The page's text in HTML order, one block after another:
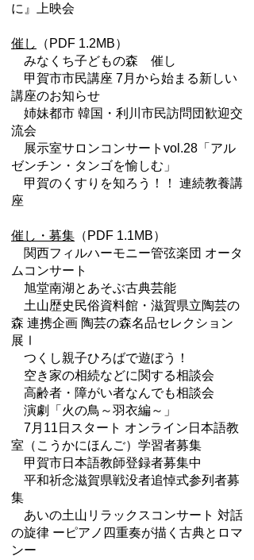
に』上映会
催し
（PDF 1.2MB）
みなくち子どもの森 催し
甲賀市市民講座 7月から始まる新しい
講座のお知らせ
姉妹都市 韓国・利川市民訪問団歓迎交
流会
展示室サロンコンサートvol.28「アル
ゼンチン・タンゴを愉しむ」
甲賀のくすりを知ろう！！ 連続教養講
座
催し・募集 （PDF 1.1MB）
関西フィルハーモニー管弦楽団 オータ
ムコンサート
旭堂南湖とあそぶ古典芸能
土山歴史民俗資料館・滋賀県立陶芸の
森 連携企画 陶芸の森名品セレクション
展Ⅰ
つくし親子ひろばで遊ぼう！
空き家の相続などに関する相談会
高齢者・障がい者なんでも相談会
演劇「火の鳥～羽衣編～」
7月11日スタート オンライン日本語教
室（こうかにほんご）学習者募集
甲賀市日本語教師登録者募集中
平和祈念滋賀県戦没者追悼式参列者募
集
あいの土山リラックスコンサート 対話
の旋律 ーピアノ四重奏が描く古典とロマ
ンー